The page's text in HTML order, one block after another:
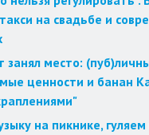
на свадьбе и
занял место:
ценности и банан
на пикнике, гуляем